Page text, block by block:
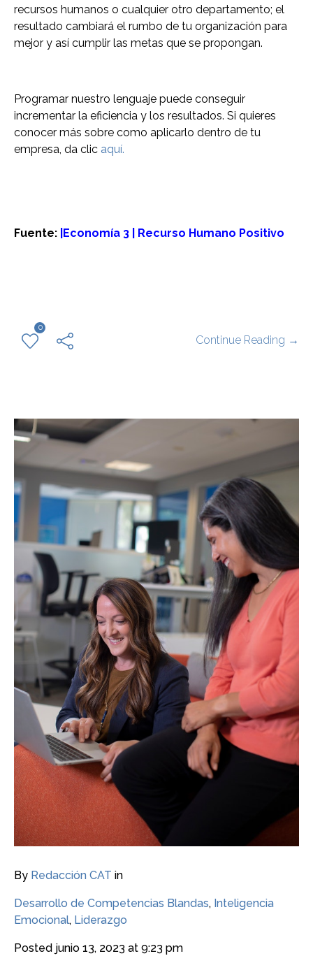
recursos humanos o cualquier otro departamento; el
resultado cambiará el rumbo de tu organización para
mejor y así cumplir las metas que se propongan.
Programar nuestro lenguaje puede conseguir
incrementar la eficiencia y los resultados. Si quieres
conocer más sobre como aplicarlo dentro de tu
empresa, da clic aquí.
Fuente: Economía 3 Recurso Humano Positivo
0
Continue Reading →
By Redacción CAT in
Desarrollo de Competencias Blandas, Inteligencia
Emocional, Liderazgo
Posted junio 13, 2023 at 9:23 pm